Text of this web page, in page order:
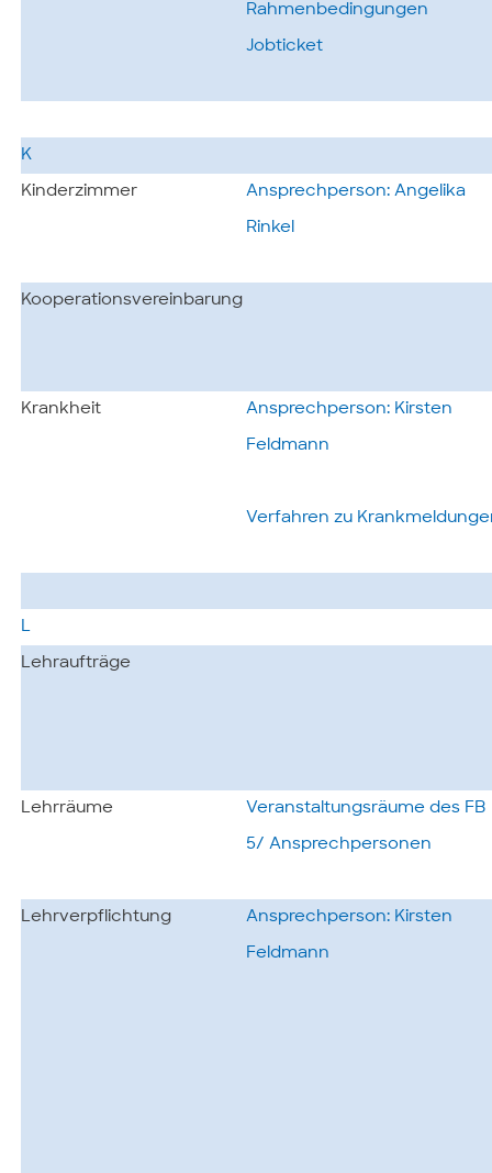
Rahmenbedingungen
Jobticket
K
Kinderzimmer Ansprechperson: Angelika
Rinkel
Kooperationsvereinbarung
Krankheit Ansprechperson: Kirsten
Feldmann
Verfahren zu
L
Lehraufträge
Lehrräume Veranstaltungsräume des FB
5/ Ansprechpersonen
Lehrverpflichtung Ansprechperson: Kirsten
Feldmann